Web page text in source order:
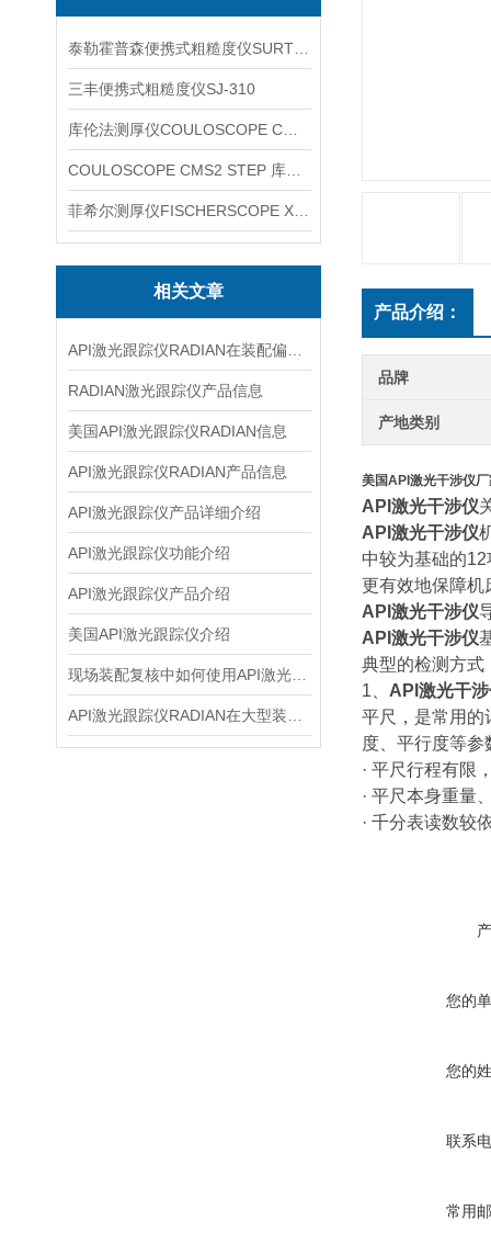
三丰便携式粗糙度仪SJ-310
相关文章
RADIAN激光跟踪仪产品信息
美国API激光跟踪仪RADIAN信息
API激光跟踪仪RADIAN产品信息
API激光跟踪仪产品详细介绍
API激光跟踪仪功能介绍
API激光跟踪仪产品介绍
美国API激光跟踪仪介绍
产品介绍：
品牌
产地类别
美国API激光干涉仪
API激光干涉仪
API激光干涉仪
中较为基础的
更有效地保障机
API激光干涉仪
API激光干涉仪
典型的检测方式
1、 API激光干
平尺，是常用的
度、平行度等
· 平尺行程有限
· 平尺本身重量
· 千分表读数较
您的
您的
联系
常用